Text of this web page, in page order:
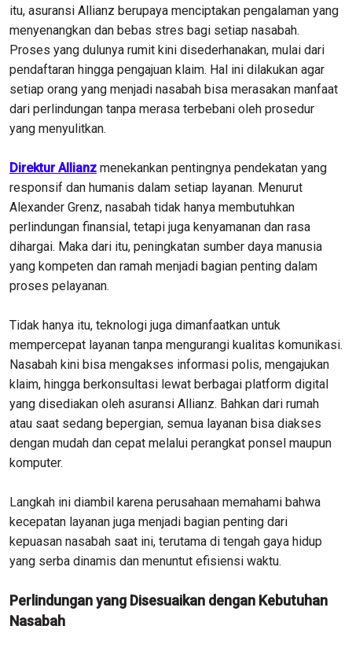
itu, asuransi Allianz berupaya menciptakan pengalaman yang
menyenangkan dan bebas stres bagi setiap nasabah.
Proses yang dulunya rumit kini disederhanakan, mulai dari
pendaftaran hingga pengajuan klaim. Hal ini dilakukan agar
setiap orang yang menjadi nasabah bisa merasakan manfaat
dari perlindungan tanpa merasa terbebani oleh prosedur
yang menyulitkan.
Direktur Allianz menekankan pentingnya pendekatan yang
responsif dan humanis dalam setiap layanan. Menurut
Alexander Grenz, nasabah tidak hanya membutuhkan
perlindungan finansial, tetapi juga kenyamanan dan rasa
dihargai. Maka dari itu, peningkatan sumber daya manusia
yang kompeten dan ramah menjadi bagian penting dalam
proses pelayanan.
Tidak hanya itu, teknologi juga dimanfaatkan untuk
mempercepat layanan tanpa mengurangi kualitas komunikasi.
Nasabah kini bisa mengakses informasi polis, mengajukan
klaim, hingga berkonsultasi lewat berbagai platform digital
yang disediakan oleh asuransi Allianz. Bahkan dari rumah
atau saat sedang bepergian, semua layanan bisa diakses
dengan mudah dan cepat melalui perangkat ponsel maupun
komputer.
Langkah ini diambil karena perusahaan memahami bahwa
kecepatan layanan juga menjadi bagian penting dari
kepuasan nasabah saat ini, terutama di tengah gaya hidup
yang serba dinamis dan menuntut efisiensi waktu.
Perlindungan yang Disesuaikan dengan Kebutuhan
Nasabah